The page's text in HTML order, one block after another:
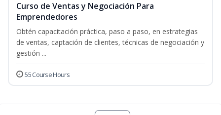
Curso de Ventas y Negociación Para
Emprendedores
Obtén capacitación práctica, paso a paso, en estrategias
de ventas, captación de clientes, técnicas de negociación y
gestión ...
55 Course Hours